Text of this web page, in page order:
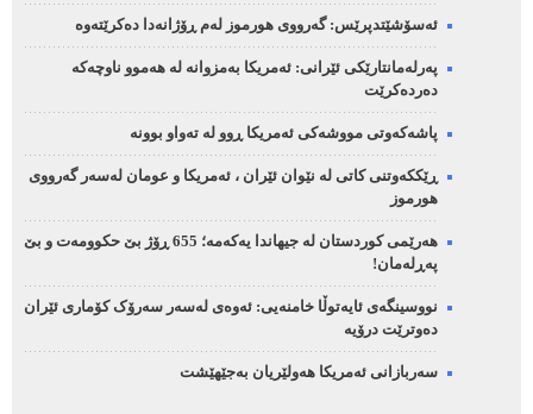
ئەسۆشێتدپرێس: گەرووی هورموز لەم ڕۆژانەدا دەکرێتەوە
پەرلەمانتارێکی ئێرانی: ئەمریکا بەمزوانە لە هەموو ناوچەکە
دەردەکرێت
پاشەکەوتی مووشەکی ئەمریکا ڕوو لە تەواو بوونە
ڕێککەوتنی کاتی لە نێوان ئێران ، ئەمریکا و عومان لەسەر گەرووی
هورموز
هەرێمی کوردستان لە جیهاندا یەکەمە؛ 655 ڕۆژ بێ حکوومەت و بێ
پەڕلەمان!
نووسینگەی ئایەتوڵا خامنەیی: ئەوەی لەسەر سەرۆک کۆماری ئێران
دەوترێت درۆیە
سەربازانی ئەمریکا هەولێریان بەجێهێشت